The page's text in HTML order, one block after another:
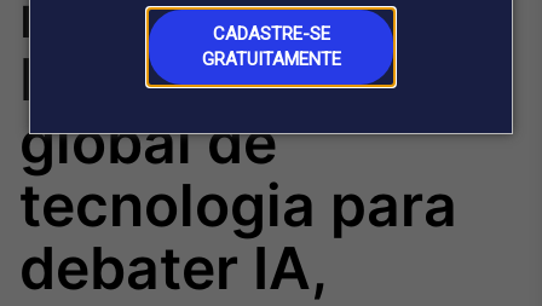
CADASTRE-SE
GRATUITAMENTE
tempo real
Broadcast
Tudo sobre o
agronegócio
reúnem Nobel de
Economia e líder
global de
tecnologia para
debater IA,